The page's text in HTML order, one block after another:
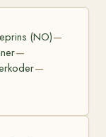
(NO)—
—
—